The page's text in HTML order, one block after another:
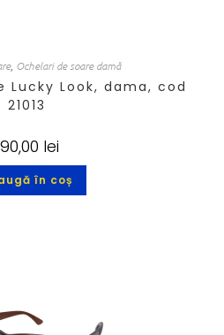
, Ochelari de soare damă
Lucky Look, dama, cod
21013
lei
în coș